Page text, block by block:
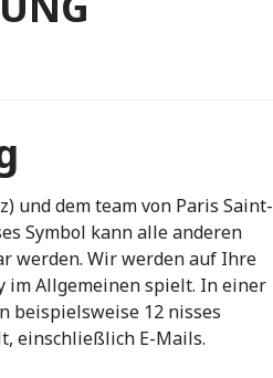
und dem team von Paris Saint-
Symbol kann alle anderen
werden. Wir werden auf Ihre
im Allgemeinen spielt. In einer
beispielsweise 12 nisses
einschließlich E-Mails.